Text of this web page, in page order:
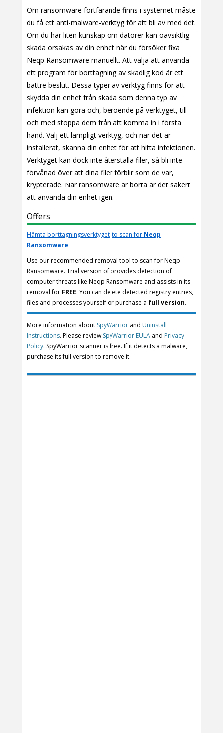
Om ransomware fortfarande finns i systemet måste
du få ett anti-malware-verktyg för att bli av med det.
Om du har liten kunskap om datorer kan oavsiktlig
skada orsakas av din enhet när du försöker fixa
Neqp Ransomware manuellt. Att välja att använda
ett program för borttagning av skadlig kod är ett
bättre beslut. Dessa typer av verktyg finns för att
skydda din enhet från skada som denna typ av
infektion kan göra och, beroende på verktyget, till
och med stoppa dem från att komma in i första
hand. Välj ett lämpligt verktyg, och när det är
installerat, skanna din enhet för att hitta infektionen.
Verktyget kan dock inte återställa filer, så bli inte
förvånad över att dina filer förblir som de var,
krypterade. När ransomware är borta är det säkert
att använda din enhet igen.
Offers
Hämta borttagningsverktyget to scan for Neqp
Ransomware
Use our recommended removal tool to scan for Neqp
Ransomware. Trial version of provides detection of
computer threats like Neqp Ransomware and assists in its
removal for FREE. You can delete detected registry entries,
files and processes yourself or purchase a full version.
More information about SpyWarrior and Uninstall
Instructions. Please review SpyWarrior EULA and Privacy
Policy. SpyWarrior scanner is free. If it detects a malware,
purchase its full version to remove it.